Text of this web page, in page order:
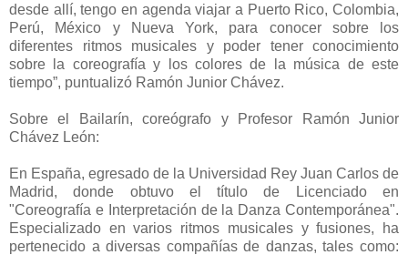
desde allí, tengo en agenda viajar a Puerto Rico, Colombia,
Perú, México y Nueva York, para conocer sobre los
diferentes ritmos musicales y poder tener conocimiento
sobre la coreografía y los colores de la música de este
tiempo”, puntualizó Ramón Junior Chávez.
Sobre el Bailarín, coreógrafo y Profesor Ramón Junior
Chávez León:
En España, egresado de la Universidad Rey Juan Carlos de
Madrid, donde obtuvo el título de Licenciado en
"Coreografía e Interpretación de la Danza Contemporánea".
Especializado en varios ritmos musicales y fusiones, ha
pertenecido a diversas compañías de danzas, tales como: